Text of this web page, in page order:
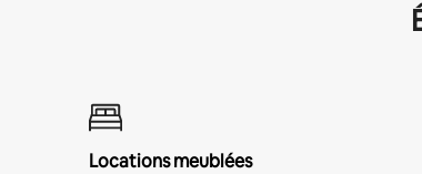
Locations meublées